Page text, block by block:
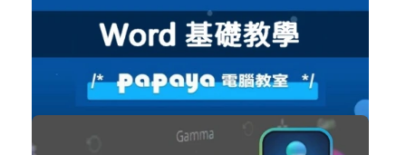
職場賦能 立即加入
購買後有效期限：課程下架時
3622
免費